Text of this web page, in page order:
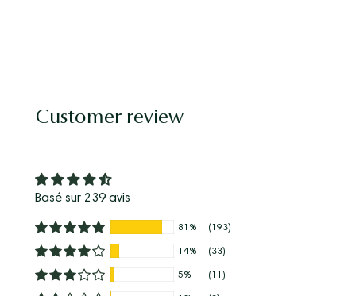
Customer review
Basé sur 239 avis
81%
(193)
14%
(33)
5%
(11)